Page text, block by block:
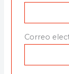
Correo